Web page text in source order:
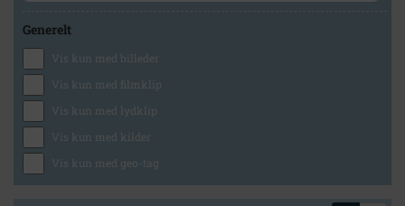
Generelt
Vis kun med billeder
Vis kun med filmklip
Vis kun med lydklip
Vis kun med kilder
Vis kun med geo-tag